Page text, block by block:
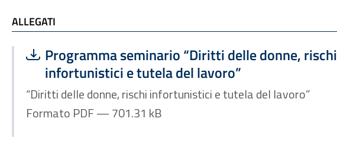
ALLEGATI
ALLEGATI
Scarica file:
Programma seminario “Diritti delle donne, rischi
infortunistici e tutela del lavoro”
Formato PDF — Dimensione 701.31 kB
“Diritti delle donne, rischi infortunistici e tutela del lavoro”
Formato PDF — 701.31 kB